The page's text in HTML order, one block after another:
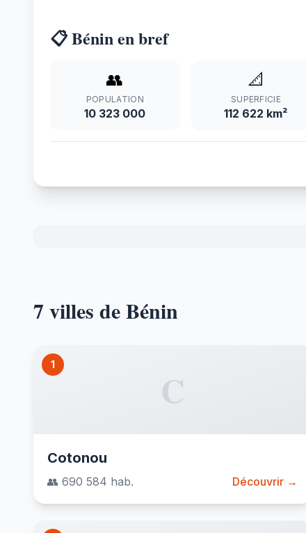
📋 Bénin en bref
👥
POPULATION
10 323 000
📐
SUPERFICIE
112 622 km²
7 villes de Bénin
1
C
Cotonou
👥 690 584 hab. Découvrir →